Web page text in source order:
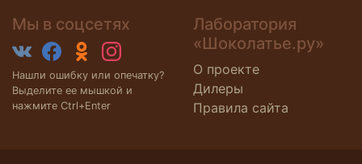
Мы в соцсетях
Нашли ошибку или опечатку?
Выделите ее мышкой и
нажмите Ctrl+Enter
Лаборатория
«Шоколатье.ру»
О проекте
Дилеры
Правила сайта